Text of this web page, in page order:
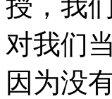
授，我
对我们
因为没